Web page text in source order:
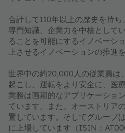
合計して110年以上の歴史を持
専門知識、企業力を中核として
ることを可能にするイノベーシ
上させるイノベーションの推進
世界中の約20,000人の従業員は
起こし、運転をより安全に、医
業務は画期的なアプリケーショ
ています。また、オーストリア
置しています。そしてグループ
に上場しています（ISIN：